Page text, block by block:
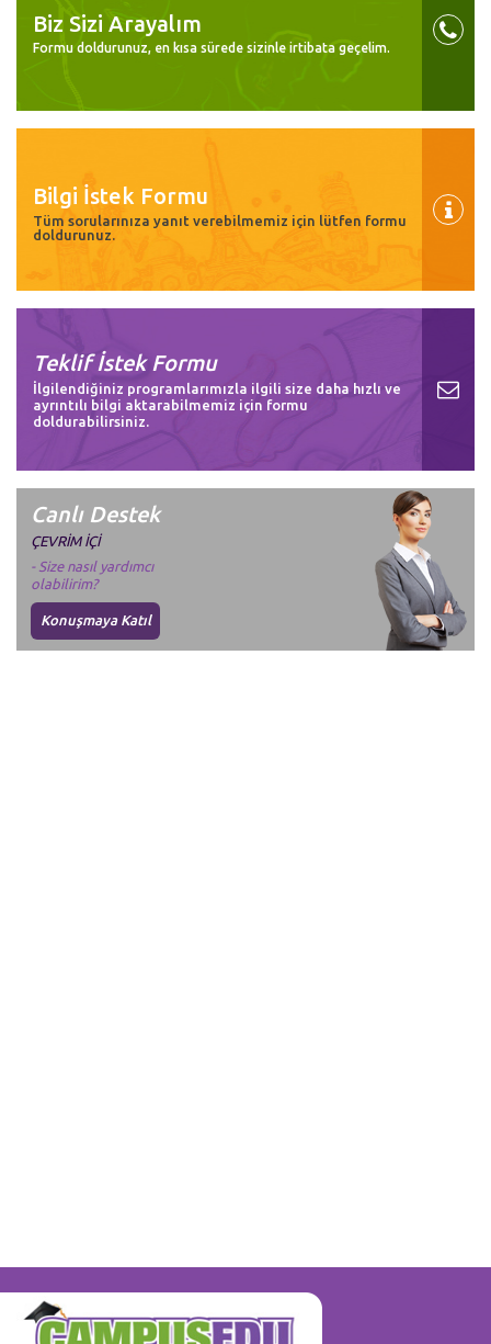
Biz Sizi Arayalım
Formu doldurunuz, en kısa sürede sizinle irtibata geçelim.
Bilgi İstek Formu
Tüm sorularınıza yanıt verebilmemiz için lütfen formu
doldurunuz.
Teklif İstek Formu
İlgilendiğiniz programlarımızla ilgili size daha hızlı ve
ayrıntılı bilgi aktarabilmemiz için formu
doldurabilirsiniz.
Canlı Destek
ÇEVRİM İÇİ
- Size nasıl yardımcı
olabilirim?
Konuşmaya Katıl